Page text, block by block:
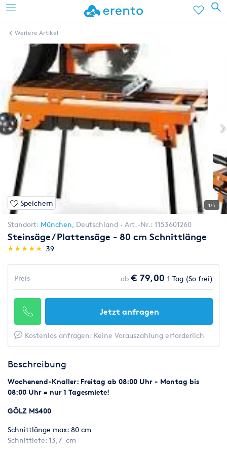
Weitere Artikel
Speichern 1/5
Standort: München, Deutschland Art.-Nr.: 1153601260
Steinsäge / Plattensäge - 80 cm Schnittlänge
(*)
★
★
(*)★
★
(*) ★
★
(*) ★
★
(*) ★
★ 39
Preis ab € 79,00 1 Tag (So frei)
Jetzt anfragen
Kostenlos anfragen: Keine Vorauszahlung erforderlich
Beschreibung
Wochenend-Knaller: Freitag ab 08:00 Uhr - Montag bis
08:00 Uhr = nur 1 Tagesmiete!
GÖLZ MS400
Schnittlänge max: 80 cm
Schnittiefe: 13,7 cm